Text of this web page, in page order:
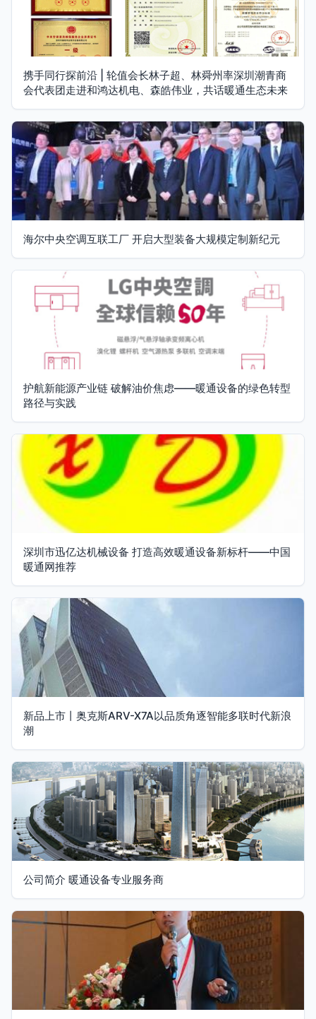
携手同行探前沿 | 轮值会长林子超、林舜州率深圳潮青商
会代表团走进和鸿达机电、森皓伟业，共话暖通生态未来
海尔中央空调互联工厂 开启大型装备大规模定制新纪元
护航新能源产业链 破解油价焦虑——暖通设备的绿色转型
路径与实践
深圳市迅亿达机械设备 打造高效暖通设备新标杆——中国
暖通网推荐
新品上市丨奥克斯ARV-X7A以品质角逐智能多联时代新浪
潮
公司简介 暖通设备专业服务商